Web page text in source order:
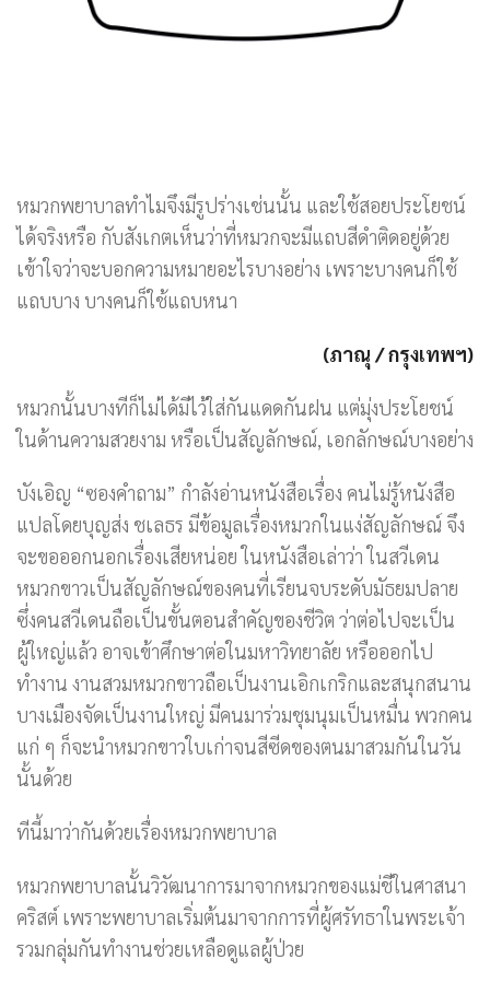
หมวกพยาบาลทำไมจึงมีรูปร่างเช่นนั้น และใช้สอยประโยชน์
ได้จริงหรือ กับสังเกตเห็นว่าที่หมวกจะมีแถบสีดำติดอยู่ด้วย
เข้าใจว่าจะบอกความหมายอะไรบางอย่าง เพราะบางคนก็ใช้
แถบบาง บางคนก็ใช้แถบหนา
(ภาณุ / กรุงเทพฯ)
หมวกนั้นบางทีก็ไม่ได้มีไว้ใส่กันแดดกันฝน แต่มุ่งประโยชน์
ในด้านความสวยงาม หรือเป็นสัญลักษณ์, เอกลักษณ์บางอย่าง
บังเอิญ “ซองคำถาม” กำลังอ่านหนังสือเรื่อง คนไม่รู้หนังสือ
แปลโดยบุญส่ง ชเลธร มีข้อมูลเรื่องหมวกในแง่สัญลักษณ์ จึง
จะขอออกนอกเรื่องเสียหน่อย ในหนังสือเล่าว่า ในสวีเดน
หมวกขาวเป็นสัญลักษณ์ของคนที่เรียนจบระดับมัธยมปลาย
ซึ่งคนสวีเดนถือเป็นขั้นตอนสำคัญของชีวิต ว่าต่อไปจะเป็น
ผู้ใหญ่แล้ว อาจเข้าศึกษาต่อในมหาวิทยาลัย หรือออกไป
ทำงาน งานสวมหมวกขาวถือเป็นงานเอิกเกริกและสนุกสนาน
บางเมืองจัดเป็นงานใหญ่ มีคนมาร่วมชุมนุมเป็นหมื่น พวกคน
แก่ ๆ ก็จะนำหมวกขาวใบเก่าจนสีซีดของตนมาสวมกันในวัน
นั้นด้วย
ทีนี้มาว่ากันด้วยเรื่องหมวกพยาบาล
หมวกพยาบาลนั้นวิวัฒนาการมาจากหมวกของแม่ชีในศาสนา
คริสต์ เพราะพยาบาลเริ่มต้นมาจากการที่ผู้ศรัทธาในพระเจ้า
รวมกลุ่มกันทำงานช่วยเหลือดูแลผู้ป่วย